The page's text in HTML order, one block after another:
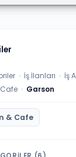
› İş İlanları › İş
› Garson
& Cafe